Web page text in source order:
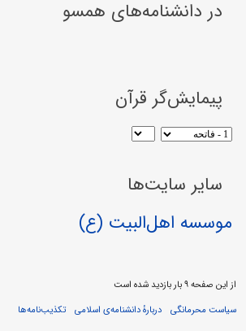
در دانشنامه‌های همسو
پیمایش‌گر قرآن
سایر سایت‌ها
موسسه اهل‌البیت (ع)
از این صفحه ۹ بار بازدید شده است
سیاست محرمانگی
دربارهٔ دانشنامه‌ی اسلامی تکذیب‌نامه‌ها